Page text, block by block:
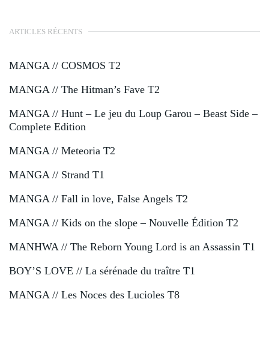
ARTICLES RÉCENTS
MANGA // COSMOS T2
MANGA // The Hitman’s Fave T2
MANGA // Hunt – Le jeu du Loup Garou – Beast Side –
Complete Edition
MANGA // Meteoria T2
MANGA // Strand T1
MANGA // Fall in love, False Angels T2
MANGA // Kids on the slope – Nouvelle Édition T2
MANHWA // The Reborn Young Lord is an Assassin T1
BOY’S LOVE // La sérénade du traître T1
MANGA // Les Noces des Lucioles T8